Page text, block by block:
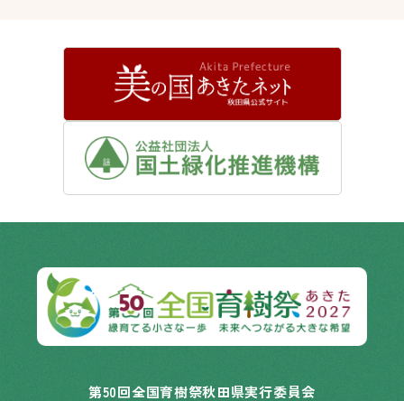
第50回全国育樹祭秋田県実行委員会